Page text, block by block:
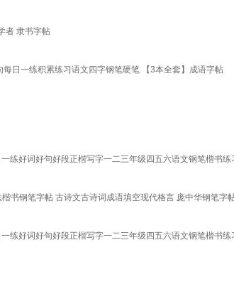
者 隶书字帖
日一练积累练习语文四字钢笔硬笔 【3本全套】成语字帖
练好词好句好段正楷写字一二三年级四五六语文钢笔楷书
书钢笔字帖 古诗文古诗词成语填空现代格言 庞中华钢笔字
练好词好句好段正楷写字一二三年级四五六语文钢笔楷书